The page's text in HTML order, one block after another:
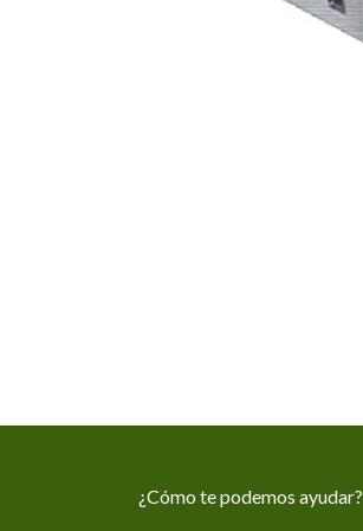
¿Cómo te podemos ayudar?